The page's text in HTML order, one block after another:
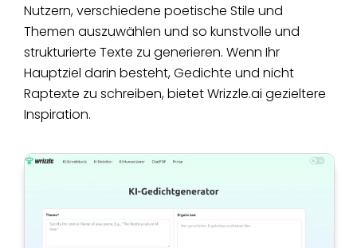
Nutzern, verschiedene poetische Stile und
Themen auszuwählen und so kunstvolle und
strukturierte Texte zu generieren. Wenn Ihr
Hauptziel darin besteht, Gedichte und nicht
Raptexte zu schreiben, bietet Wrizzle.ai gezieltere
Inspiration.